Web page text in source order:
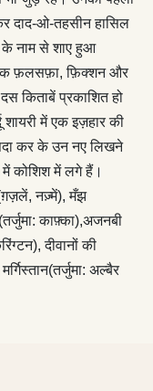
दाद-ओ-तहसीन हासिल
नाम से शाए हुआ
फ़लसफ़ा, फ़िक्शन और
किताबें प्रकाशित हो
में एक इज़हार की
कर के उन नए लिखने
में कोशिश में लगे हैं।
नज़्में), मँझ
काफ़्का),अजनबी
दीवानों की
अल्बैर